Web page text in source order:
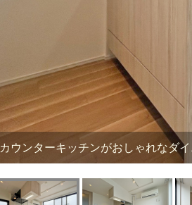
カウンターキッチンがおしゃれなダ